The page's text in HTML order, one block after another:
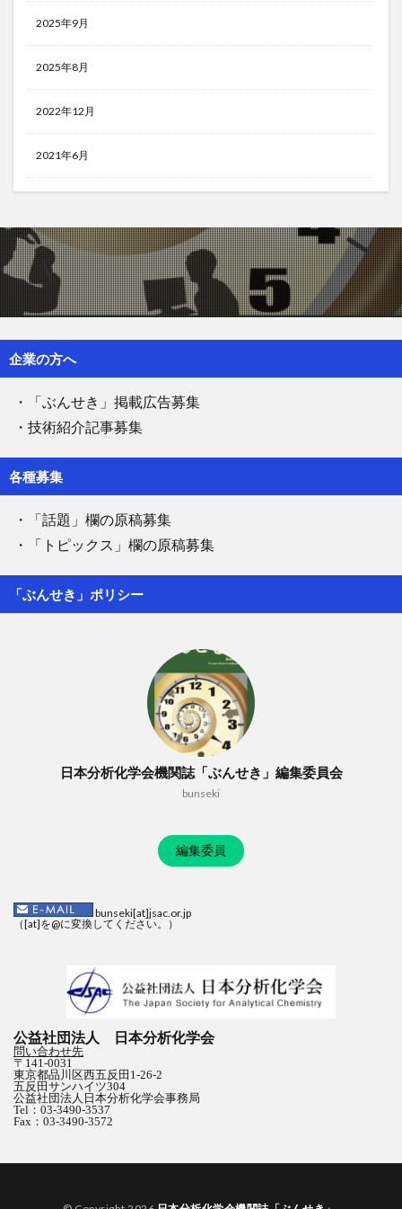
2025年9月
2025年8月
2022年12月
2021年6月
企業の方へ
・「ぶんせき」掲載広告募集
・技術紹介記事募集
各種募集
・「話題」欄の原稿募集
・「トピックス」欄の原稿募集
「ぶんせき」ポリシー
日本分析化学会機関誌「ぶんせき」編集委員会
bunseki
編集委員
bunseki[at]jsac.or.jp
（[at]を@に変換してください。）
公益社団法人 日本分析化学会
問い合わせ先
〒141-0031
東京都品川区西五反田1-26-2
五反田サンハイツ304
公益社団法人日本分析化学会事務局
Tel：03-3490-3537
Fax：03-3490-3572